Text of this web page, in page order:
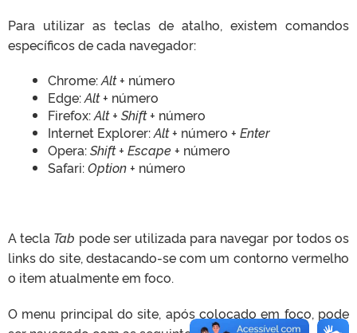
Para utilizar as teclas de atalho, existem comandos
específicos de cada navegador:
Chrome:Alt+ número
Edge:Alt+ número
Firefox:Alt + Shift+ número
Internet Explorer:Alt+ número + Enter
Opera:Shift + Escape+ número
Safari:Option+ número
A tecla Tab pode ser utilizada para navegar por todos os
links do site, destacando-se com um contorno vermelho
o item atualmente em foco.
O menu principal do site, após colocado em foco, pode